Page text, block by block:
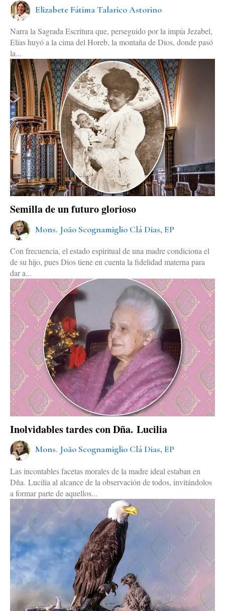
Elizabete Fátima Talarico Astorino
Narra la Sagrada Escritura que, perseguido por la impía Jezabel,
Elías huyó a la cima del Horeb, la montaña de Dios, donde pasó
la...
Semilla de un futuro glorioso
Mons. João Scognamiglio Clá Dias, EP
Con frecuencia, el estado espiritual de una madre condiciona el
de su hijo, pues Dios tiene en cuenta la fidelidad materna para
dar a...
Inolvidables tardes con Dña. Lucilia
Mons. João Scognamiglio Clá Dias, EP
Las incontables facetas morales de la madre ideal estaban en
Dña. Lucilia al alcance de la observación de todos, invitándolos
a formar parte de aquellos...